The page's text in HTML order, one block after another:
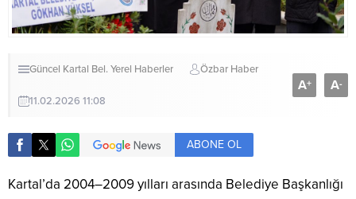
Güncel Kartal Bel. Yerel Haberler Özbar Haber
11.02.2026 11:08
A+ A-
ABONE OL
Kartal’da 2004–2009 yılları arasında Belediye Başkanlığı